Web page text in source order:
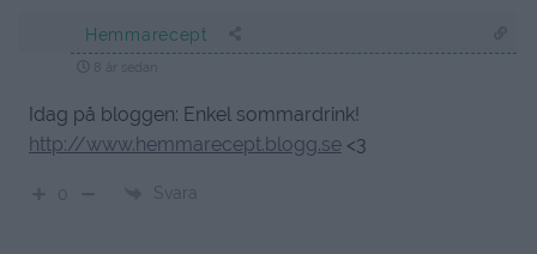
Hemmarecept
8 år sedan
Idag på bloggen: Enkel sommardrink!
http://www.hemmarecept.blogg.se <3
Svara